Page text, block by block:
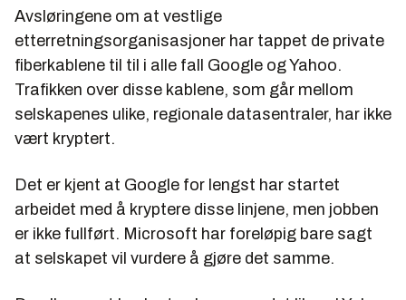
Avsløringene om at vestlige
etterretningsorganisasjoner har tappet de private
fiberkablene til til i alle fall Google og Yahoo.
Trafikken over disse kablene, som går mellom
selskapenes ulike, regionale datasentraler, har ikke
vært kryptert.
Det er kjent at Google for lengst har startet
arbeidet med å kryptere disse linjene, men jobben
er ikke fullført. Microsoft har foreløpig bare sagt
at selskapet vil vurdere å gjøre det samme.